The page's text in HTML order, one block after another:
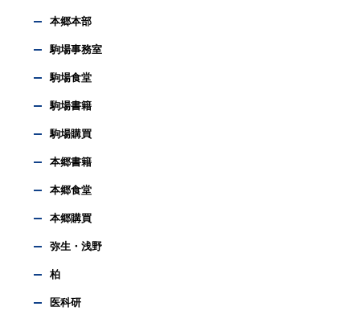
本郷本部
駒場事務室
駒場食堂
駒場書籍
駒場購買
本郷書籍
本郷食堂
本郷購買
弥生・浅野
柏
医科研